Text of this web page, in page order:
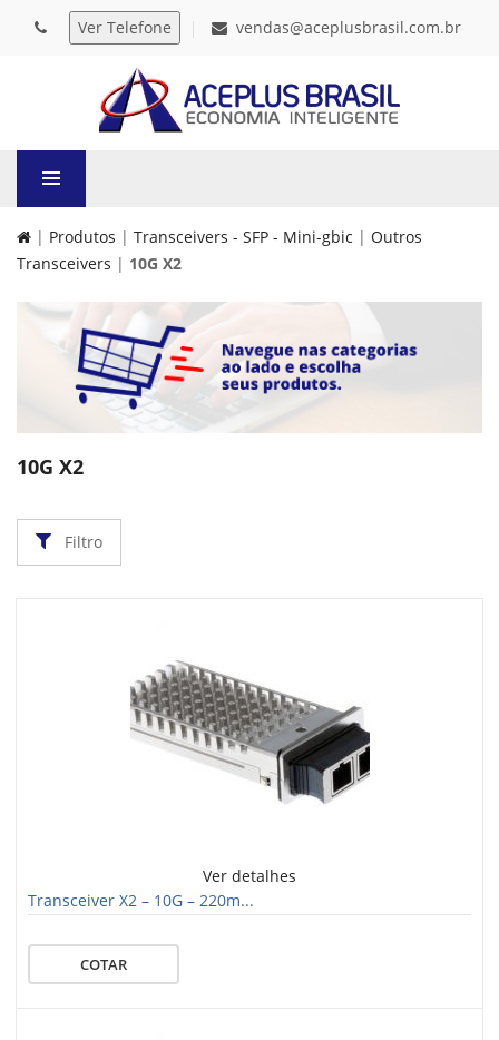
vendas@aceplusbrasil.com.br
| Produtos | Transceivers - SFP - Mini-gbic | Outros
Transceivers | 10G X2
10G X2
Filtro
Ver detalhes
Transceiver X2 – 10G – 220m...
COTAR